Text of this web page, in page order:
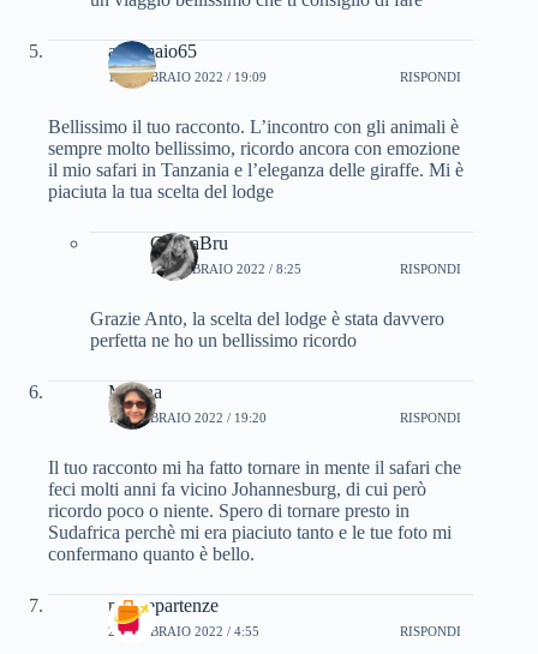
antomaio65
16 FEBBRAIO 2022 / 19:09 RISPONDI
Bellissimo il tuo racconto. L’incontro con gli animali è
sempre molto bellissimo, ricordo ancora con emozione
il mio safari in Tanzania e l’eleganza delle giraffe. Mi è
piaciuta la tua scelta del lodge
CinziaBru
18 FEBBRAIO 2022 / 8:25 RISPONDI
Grazie Anto, la scelta del lodge è stata davvero
perfetta ne ho un bellissimo ricordo
Marina
16 FEBBRAIO 2022 / 19:20 RISPONDI
Il tuo racconto mi ha fatto tornare in mente il safari che
feci molti anni fa vicino Johannesburg, di cui però
ricordo poco o niente. Spero di tornare presto in
Sudafrica perchè mi era piaciuto tanto e le tue foto mi
confermano quanto è bello.
partyepartenze
24 FEBBRAIO 2022 / 4:55 RISPONDI